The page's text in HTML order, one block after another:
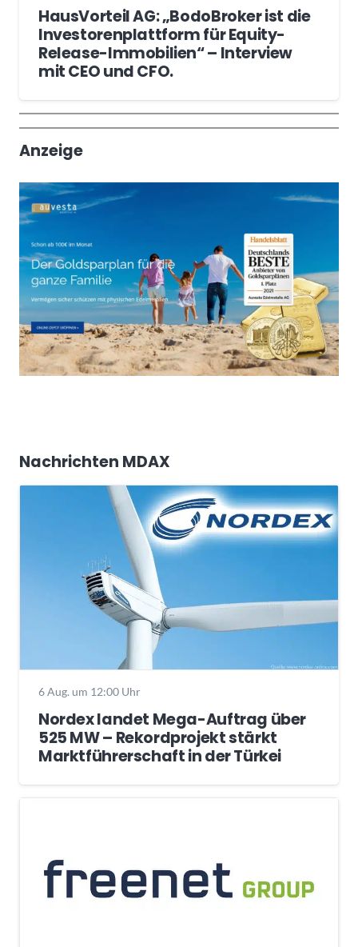
HausVorteil AG: „BodoBroker ist die
Investorenplattform für Equity-
Release-Immobilien“ – Interview
mit CEO und CFO.
Wochenrückblick
Trendthemen
Anzeige
Nachrichten MDAX
6 Aug. um 12:00 Uhr
Nordex landet Mega-Auftrag über
525 MW – Rekordprojekt stärkt
Marktführerschaft in der Türkei